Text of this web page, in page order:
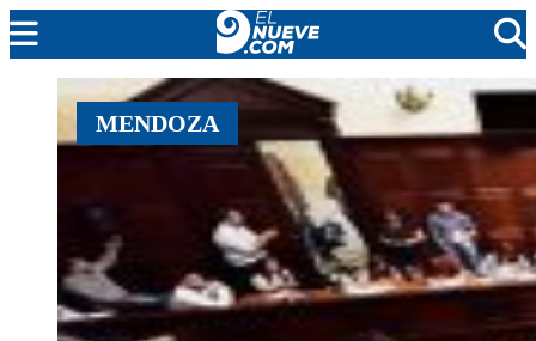
EL NUEVE
SOCIEDAD
POLICIALES
EN VIVO
MENDOZA